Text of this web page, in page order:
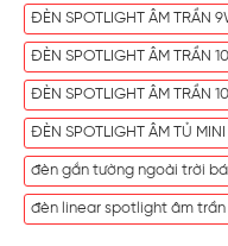
ĐÈN SPOTLIGHT ÂM TRẦN
ĐÈN SPOTLIGHT ÂM TRẦN
ĐÈN SPOTLIGHT ÂM TRẦN
ĐÈN SPOTLIGHT ÂM TỦ
đèn gắn tường ngoài trời
đèn linear spotlight âm trần